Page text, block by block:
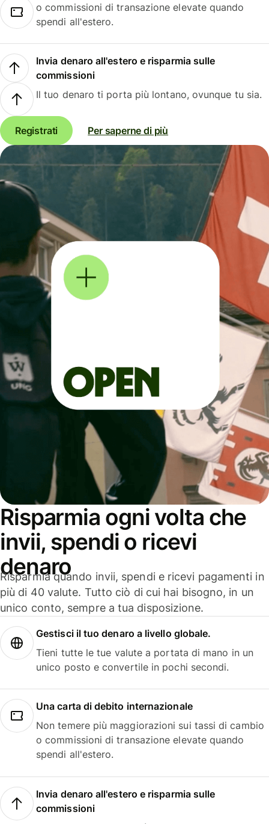
o commissioni di transazione elevate quando
spendi all'estero.
Invia denaro all'estero e risparmia sulle
commissioni
Il tuo denaro ti porta più lontano, ovunque tu sia.
Registrati Per saperne di più
Risparmia ogni volta che
invii, spendi o ricevi
denaro
Risparmia quando invii, spendi e ricevi pagamenti in
più di 40 valute. Tutto ciò di cui hai bisogno, in un
unico conto, sempre a tua disposizione.
Gestisci il tuo denaro a livello globale.
Tieni tutte le tue valute a portata di mano in un
unico posto e convertile in pochi secondi.
Una carta di debito internazionale
Non temere più maggiorazioni sui tassi di cambio
o commissioni di transazione elevate quando
spendi all'estero.
Invia denaro all'estero e risparmia sulle
commissioni